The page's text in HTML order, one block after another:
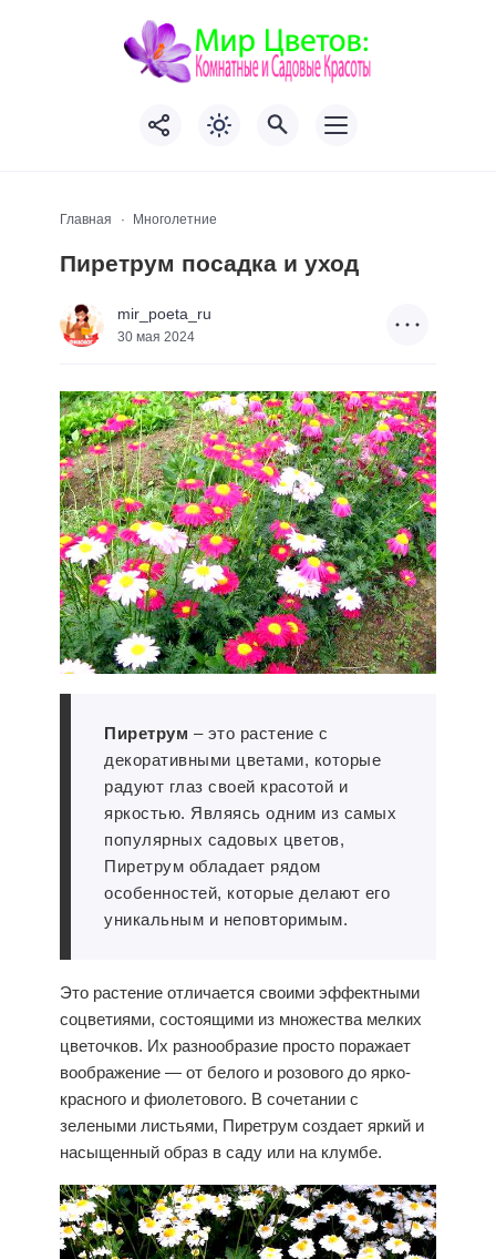
Главная Многолетние
Пиретрум посадка и уход
mir_poeta_ru
30 мая 2024
Пиретрум – это растение с
декоративными цветами, которые
радуют глаз своей красотой и
яркостью. Являясь одним из самых
популярных садовых цветов,
Пиретрум обладает рядом
особенностей, которые делают его
уникальным и неповторимым.
Это растение отличается своими эффектными
соцветиями, состоящими из множества мелких
цветочков. Их разнообразие просто поражает
воображение — от белого и розового до ярко-
красного и фиолетового. В сочетании с
зелеными листьями, Пиретрум создает яркий и
насыщенный образ в саду или на клумбе.